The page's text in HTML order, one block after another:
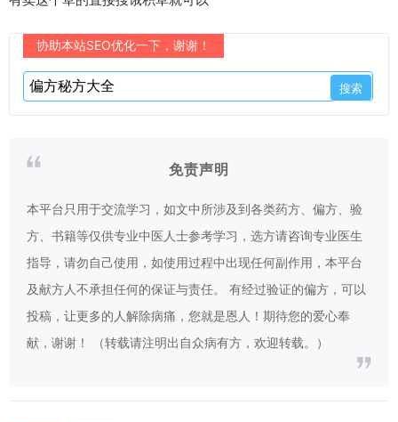
协助本站SEO优化一下，谢谢！
免责声明
本平台只用于交流学习，如文中所涉及到各类药方、偏方、验
方、书籍等仅供专业中医人士参考学习，选方请咨询专业医生
指导，请勿自己使用，如使用过程中出现任何副作用，本平台
及献方人不承担任何的保证与责任。 有经过验证的偏方，可以
投稿，让更多的人解除病痛，您就是恩人！期待您的爱心奉
献，谢谢！ （转载请注明出自众病有方，欢迎转载。）